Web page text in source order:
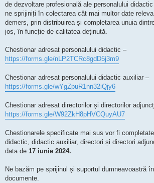
de dezvoltare profesională ale personalului
ne sprijiniți în colectarea cât mai multor date
demers, prin distribuirea și completarea unuia
jos, în funcție de calitatea deținută.
Chestionar adresat personalului didactic –
https://forms.gle/nLP2TCRc8gdD5j3m9
Chestionar adresat personalului didactic auxiliar –
https://forms.gle/wYgZpuR1nn32iQjy6
Chestionar adresat directorilor și directorilor
https://forms.gle/W92ZkH8pHVCQuyAU7
Chestionarele specificate mai sus vor fi
didactic, didactic auxiliar, directori și directori
data de 17 iunie 2024.
Ne bazăm pe sprijinul și suportul dumneavoastră
documente.